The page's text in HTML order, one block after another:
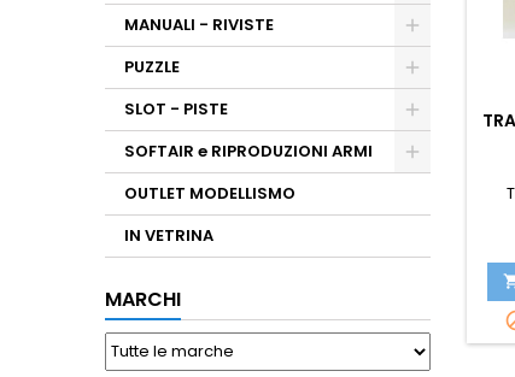
MANUALI - RIVISTE
PUZZLE
SLOT - PISTE
SOFTAIR e RIPRODUZIONI ARMI
OUTLET MODELLISMO
IN VETRINA
MARCHI